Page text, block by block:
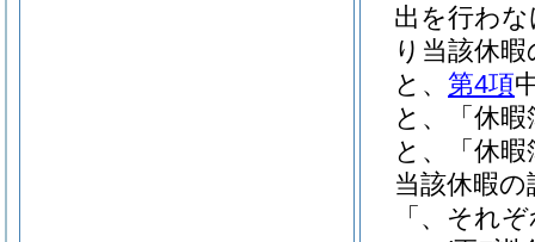
出を行わ
り当該休
と、 第4項
と、「休
と、「休
当該休暇
「、それ